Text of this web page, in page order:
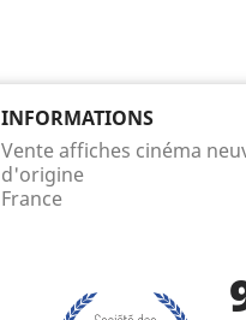
INFORMATIONS
Vente affiches cinéma
d'origine
France